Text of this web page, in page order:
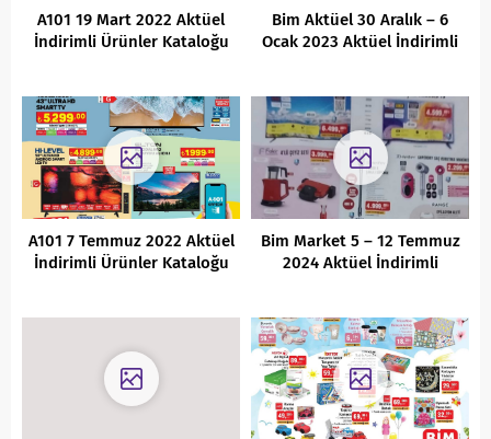
A101 19 Mart 2022 Aktüel
İndirimli Ürünler Kataloğu
Bim Aktüel 30 Aralık – 6
Ocak 2023 Aktüel İndirimli
A101 7 Temmuz 2022 Aktüel
İndirimli Ürünler Kataloğu
Bim Market 5 – 12 Temmuz
2024 Aktüel İndirimli